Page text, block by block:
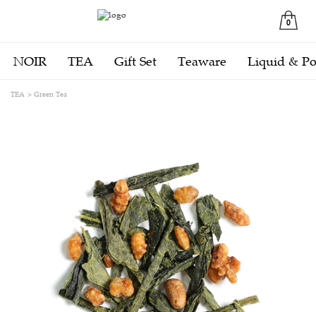
0
NOIR TEA Gift Set Teaware Liquid &
TEA Green Tea